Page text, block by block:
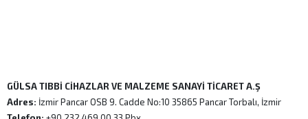
GÜLSA TIBBİ CİHAZLAR VE MALZEME SANAYİ TİCARET A.Ş
Adres: İzmir Pancar OSB 9. Cadde No:10 35865 Pancar Torbalı, İzmir